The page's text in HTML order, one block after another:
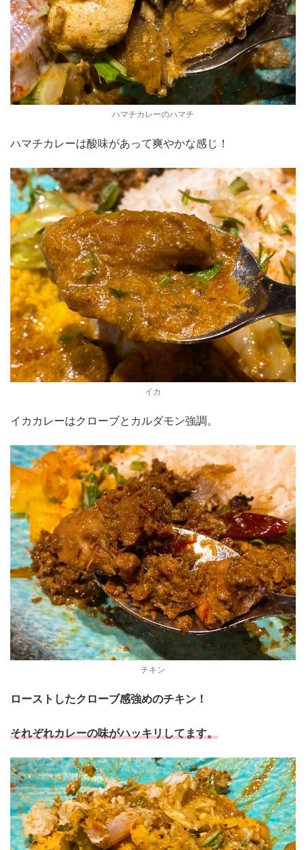
ハマチカレーのハマチ
ハマチカレーは酸味があって爽やかな感じ！
イカ
イカカレーはクローブとカルダモン強調。
チキン
ローストしたクローブ感強めのチキン！
それぞれカレーの味がハッキリしてます。